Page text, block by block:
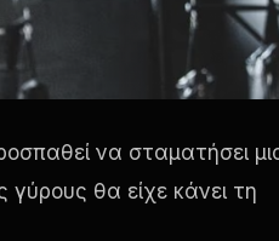
να σταματήσει
γύρους θα είχε κάνει τη